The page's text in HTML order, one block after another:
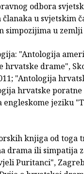
odbora
u svjetskim
simpozijima u
"Antologija
hrvatske drame",
"Antologija
hrvatske poratne
jeziku
knjiga od
drama ili simpatija
Puritanci",